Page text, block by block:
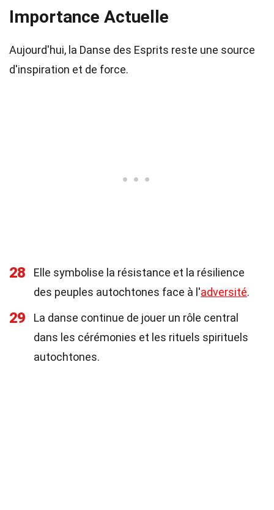
Importance Actuelle
Aujourd'hui, la Danse des Esprits reste une source
d'inspiration et de force.
28
Elle symbolise la résistance et la résilience
des peuples autochtones face à l'adversité.
29
La danse continue de jouer un rôle central
dans les cérémonies et les rituels spirituels
autochtones.